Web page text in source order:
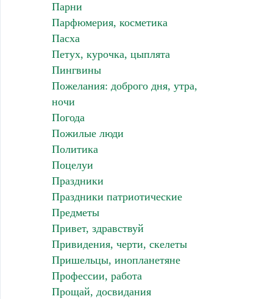
Парни
Парфюмерия, косметика
Пасха
Петух, курочка, цыплята
Пингвины
Пожелания: доброго дня, утра,
ночи
Погода
Пожилые люди
Политика
Поцелуи
Праздники
Праздники патриотические
Предметы
Привет, здравствуй
Привидения, черти, скелеты
Пришельцы, инопланетяне
Профессии, работа
Прощай, досвидания